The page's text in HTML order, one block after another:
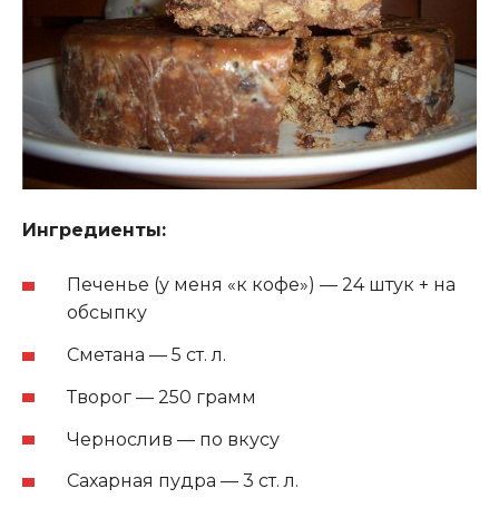
Ингредиенты:
Печенье (у меня «к кофе») — 24 штук + на
обсыпку
Сметана — 5 ст. л.
Творог — 250 грамм
Чернослив — по вкусу
Сахарная пудра — 3 ст. л.